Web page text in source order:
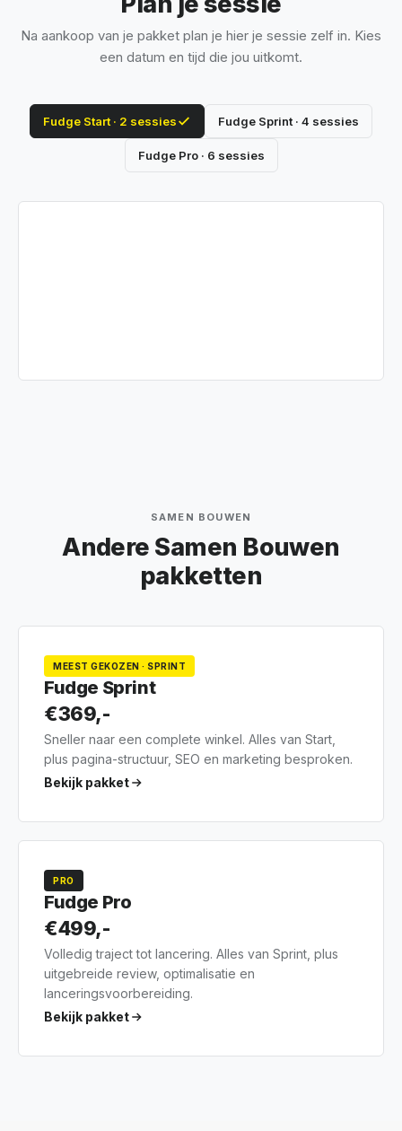
Na aankoop van je pakket plan je hier je sessie zelf in. Kies
een datum en tijd die jou uitkomt.
Fudge Start · 2 sessies Fudge Sprint · 4 sessies
Fudge Pro · 6 sessies
SAMEN BOUWEN
Andere Samen Bouwen
pakketten
MEEST GEKOZEN · SPRINT
Fudge Sprint
€369,-
Sneller naar een complete winkel. Alles van Start,
plus pagina-structuur, SEO en marketing besproken.
Bekijk pakket
PRO
Fudge Pro
€499,-
Volledig traject tot lancering. Alles van Sprint, plus
uitgebreide review, optimalisatie en
lanceringsvoorbereiding.
Bekijk pakket